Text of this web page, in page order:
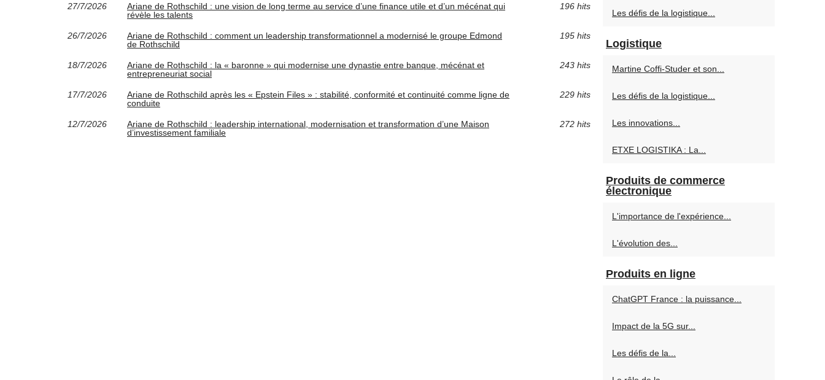
27/7/2026
Ariane de Rothschild : une vision de long terme au service d’une finance utile et d’un mécénat qui
révèle les talents
196 hits
26/7/2026
Ariane de Rothschild : comment un leadership transformationnel a modernisé le groupe Edmond
de Rothschild
195 hits
18/7/2026
Ariane de Rothschild : la « baronne » qui modernise une dynastie entre banque, mécénat et
entrepreneuriat social
243 hits
17/7/2026
Ariane de Rothschild après les « Epstein Files » : stabilité, conformité et continuité comme ligne de
conduite
229 hits
12/7/2026
Ariane de Rothschild : leadership international, modernisation et transformation d’une Maison
d’investissement familiale
272 hits
Les défis de la logistique...
Logistique
Martine Coffi-Studer et son...
Les défis de la logistique...
Les innovations...
ETXE LOGISTIKA : La...
Produits de commerce
électronique
L'importance de l'expérience...
L'évolution des...
Produits en ligne
ChatGPT France : la puissance...
Impact de la 5G sur...
Les défis de la...